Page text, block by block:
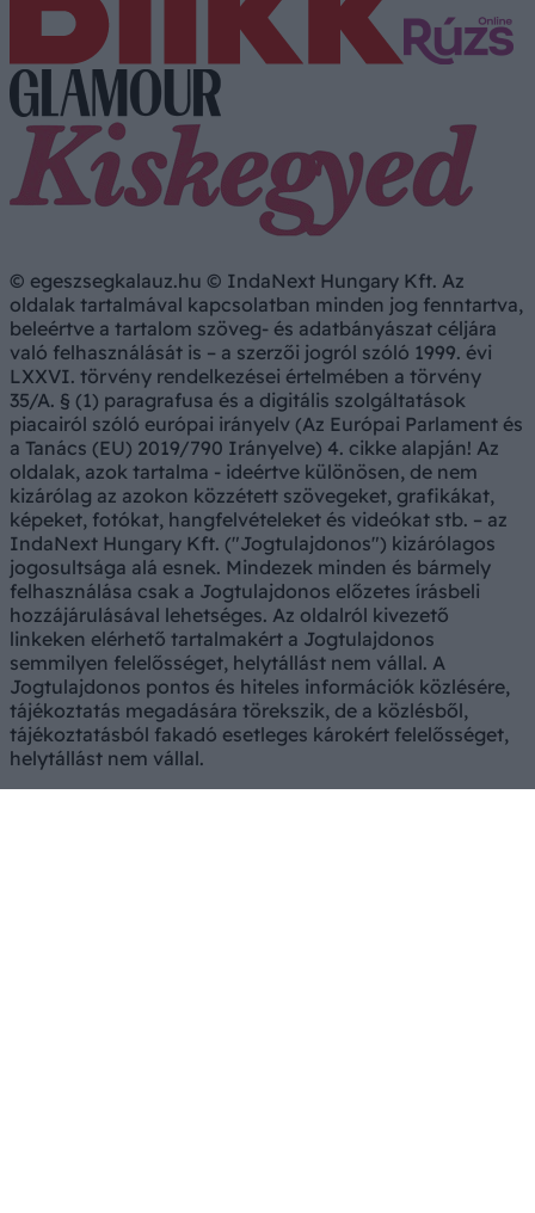
© egeszsegkalauz.hu © IndaNext Hungary Kft. Az
oldalak tartalmával kapcsolatban minden jog fenntartva,
beleértve a tartalom szöveg- és adatbányászat céljára
való felhasználását is – a szerzői jogról szóló 1999. évi
LXXVI. törvény rendelkezései értelmében a törvény
35/A. § (1) paragrafusa és a digitális szolgáltatások
piacairól szóló európai irányelv (Az Európai Parlament és
a Tanács (EU) 2019/790 Irányelve) 4. cikke alapján! Az
oldalak, azok tartalma - ideértve különösen, de nem
kizárólag az azokon közzétett szövegeket, grafikákat,
képeket, fotókat, hangfelvételeket és videókat stb. – az
IndaNext Hungary Kft. ("Jogtulajdonos") kizárólagos
jogosultsága alá esnek. Mindezek minden és bármely
felhasználása csak a Jogtulajdonos előzetes írásbeli
hozzájárulásával lehetséges. Az oldalról kivezető
linkeken elérhető tartalmakért a Jogtulajdonos
semmilyen felelősséget, helytállást nem vállal. A
Jogtulajdonos pontos és hiteles információk közlésére,
tájékoztatás megadására törekszik, de a közlésből,
tájékoztatásból fakadó esetleges károkért felelősséget,
helytállást nem vállal.